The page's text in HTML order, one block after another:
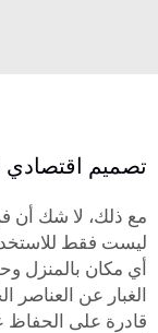
تصميم اقتصادي
ليست فقط
أي مكان بالمنزل
الغبار عن
قادرة على الحفاظ